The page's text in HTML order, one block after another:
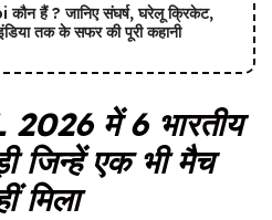
हैं ? जानिए संघर्ष, घरेलू क्रिकेट,
तक के सफर की पूरी कहानी
में 6 भारतीय
जिन्हें एक भी मैच
मिला